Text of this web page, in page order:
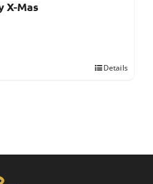
X-Mas
Details